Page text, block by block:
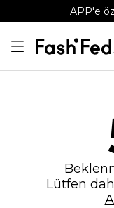
APP'e
Lütfen